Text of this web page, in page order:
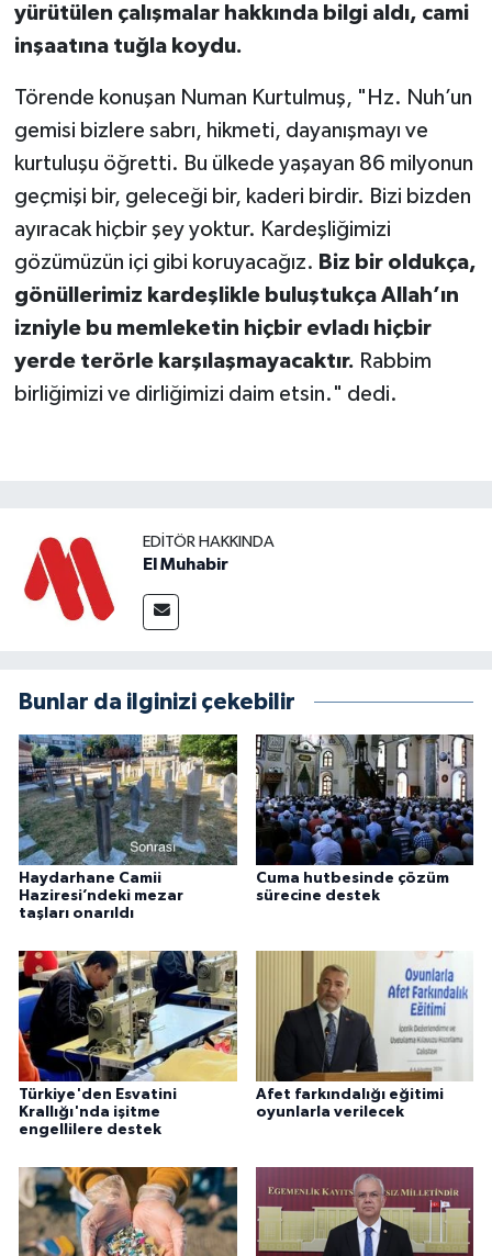
yürütülen çalışmalar hakkında bilgi aldı, cami
inşaatına tuğla koydu.
Törende konuşan Numan Kurtulmuş, "Hz. Nuh’un
gemisi bizlere sabrı, hikmeti, dayanışmayı ve
kurtuluşu öğretti. Bu ülkede yaşayan 86 milyonun
geçmişi bir, geleceği bir, kaderi birdir. Bizi bizden
ayıracak hiçbir şey yoktur. Kardeşliğimizi
gözümüzün içi gibi koruyacağız. Biz bir oldukça,
gönüllerimiz kardeşlikle buluştukça Allah’ın
izniyle bu memleketin hiçbir evladı hiçbir
yerde terörle karşılaşmayacaktır. Rabbim
birliğimizi ve dirliğimizi daim etsin." dedi.
EDITÖR HAKKINDA
El Muhabir
Bunlar da ilginizi çekebilir
Haydarhane Camii
Haziresi’ndeki mezar
taşları onarıldı
Cuma hutbesinde çözüm
sürecine destek
Türkiye'den Esvatini
Krallığı'nda işitme
engellilere destek
Afet farkındalığı eğitimi
oyunlarla verilecek